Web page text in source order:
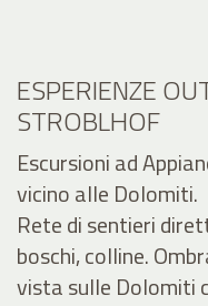
ESPERIENZE
STROBLHOF
Escursioni ad
vicino alle Dolomiti.
Rete di sentieri
boschi, colline.
vista sulle Dolomiti